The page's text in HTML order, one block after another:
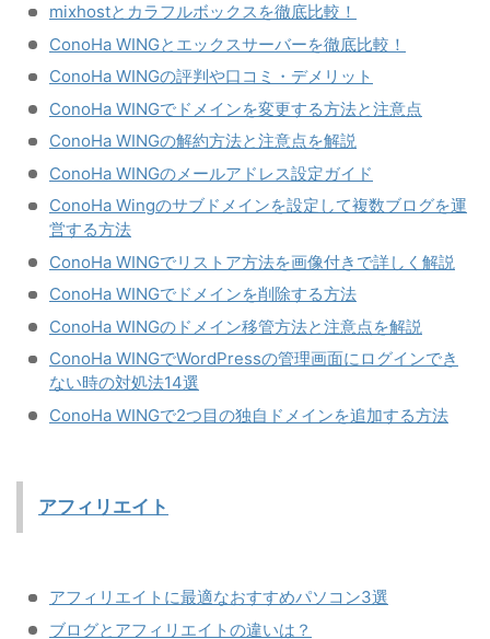
mixhostとカラフルボックスを徹底比較！
ConoHa WINGとエックスサーバーを徹底比較！
ConoHa WINGの評判や口コミ・デメリット
ConoHa WINGでドメインを変更する方法と注意点
ConoHa WINGの解約方法と注意点を解説
ConoHa WINGのメールアドレス設定ガイド
ConoHa Wingのサブドメインを設定して複数ブログを運
営する方法
ConoHa WINGでリストア方法を画像付きで詳しく解説
ConoHa WINGでドメインを削除する方法
ConoHa WINGのドメイン移管方法と注意点を解説
ConoHa WINGでWordPressの管理画面にログインでき
ない時の対処法14選
ConoHa WINGで2つ目の独自ドメインを追加する方法
アフィリエイト
アフィリエイトに最適なおすすめパソコン3選
ブログとアフィリエイトの違いは？